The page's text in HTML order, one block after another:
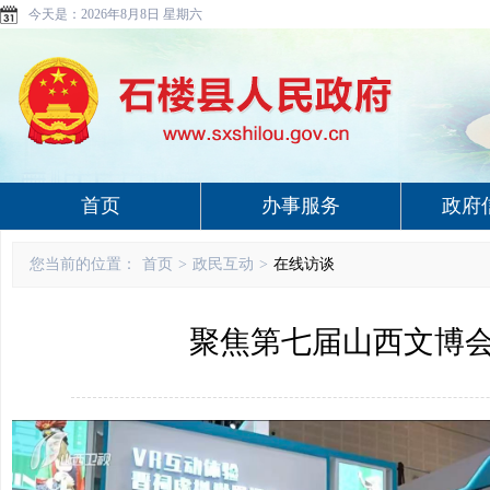
今天是： 2026年8月8日 星期六
首页 办事服务 政府
您当前的位置： 首页 > 政民互动 > 在线访谈
聚焦第七届山西文博